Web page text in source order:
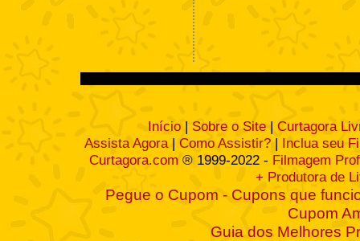
Início | Sobre o Site | Curtagora
Assista Agora| Como Assistir? | Inclua seu
Curtagora.com ® 1999-2022 - Filmagem
+ Produtora de
Pegue o Cupom - Cupons que
Cupom
Guia dos Melhores